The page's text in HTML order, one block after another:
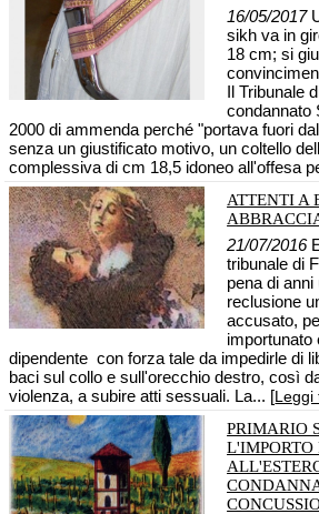
16/05/2017
sikh va in
18 cm; si
Il Tribunale
condannato
2000 di ammenda perché "portava fuori
senza un giustificato motivo, un coltello
complessiva di cm 18,5 idoneo all'offesa
ATTENTI A
21/07/2016
tribunale di
pena di
reclusione
accusato,
importunato
dipendente con forza tale da impedirle di
baci sul collo e sull'orecchio destro, così
violenza, a subire atti sessuali. La... [Leggi
PRIMARIO